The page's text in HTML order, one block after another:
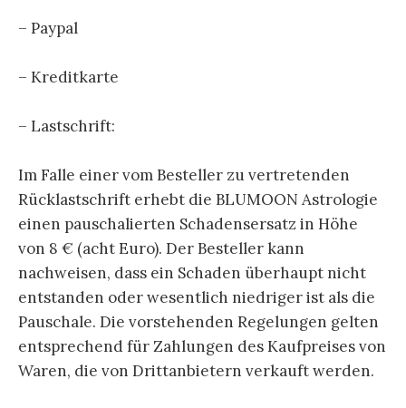
– Paypal
– Kreditkarte
– Lastschrift:
Im Falle einer vom Besteller zu vertretenden
Rücklastschrift erhebt die BLUMOON Astrologie
einen pauschalierten Schadensersatz in Höhe
von 8 € (acht Euro). Der Besteller kann
nachweisen, dass ein Schaden überhaupt nicht
entstanden oder wesentlich niedriger ist als die
Pauschale. Die vorstehenden Regelungen gelten
entsprechend für Zahlungen des Kaufpreises von
Waren, die von Drittanbietern verkauft werden.